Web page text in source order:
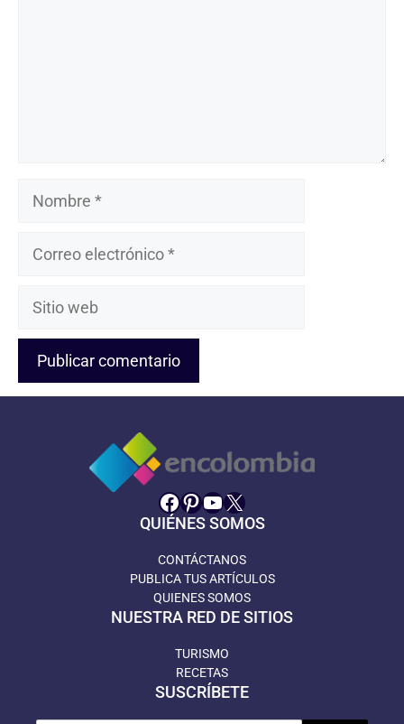
Nombre
Sitio
Facebook
Pinterest
YouTube
X
QUIÉNES SOMOS
CONTÁCTANOS
PUBLICA TUS ARTÍCULOS
QUIENES SOMOS
NUESTRA RED DE SITIOS
TURISMO
RECETAS
SUSCRÍBETE